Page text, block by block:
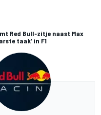
Red Bull-zitje naast Max
taak' in F1